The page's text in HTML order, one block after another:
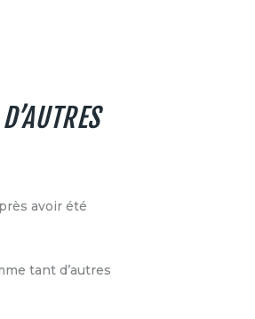
avoir été
tant d’autres